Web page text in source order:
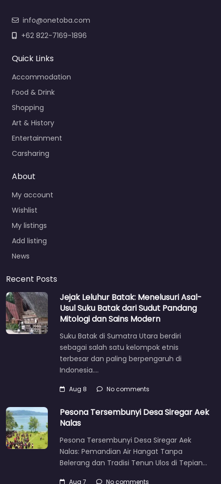
info@onetoba.com
+62 822-7169-1896
Quick Links
Accommodation
Food & Drink
Shopping
Art & History
Entertainment
Carsharing
About
My account
Wishlist
My listings
Add listing
News
Recent Posts
Jejak Leluhur Batak: Menelusuri Asal-
Usul Suku Batak dari Sudut Pandang
Mitologi dan Sains Modern
Suku Batak di Sumatra Utara berdiri
sebagai salah satu kelompok etnis
terbesar dan paling berpengaruh di
Indonesia.…
Aug 8 No comments
Pesona Tersembunyi Desa Siregar Aek
Nalas
Pesona Tersembunyi Desa Siregar Aek
Nalas: Pemandian Air Hangat Tanpa
Belerang dan Tradisi Tenun Ulos di Tepian…
Aug 7 No comments